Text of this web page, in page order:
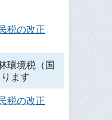
税の改正
環境税（国
ます
税の改正